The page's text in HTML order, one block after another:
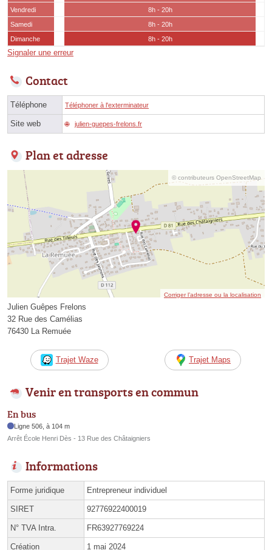
Vendredi
8h - 20h
Samedi
8h - 20h
Dimanche
8h - 20h
Signaler une erreur
Contact
Téléphone Téléphoner à l'exterminateur
Site web julien-guepes-frelons.fr
Plan et adresse
© contributeurs OpenStreetMap
Corriger l’adresse ou la localisation
Julien Guêpes Frelons
32 Rue des Camélias
76430 La Remuée
Trajet Waze Trajet Maps
Venir en transports en commun
En bus
Ligne 506, à 104 m
Arrêt École Henri Dès - 13 Rue des Châtaigniers
Informations
Forme juridique Entrepreneur individuel
SIRET 92776922400019
N° TVA Intra. FR63927769224
Création 1 mai 2024